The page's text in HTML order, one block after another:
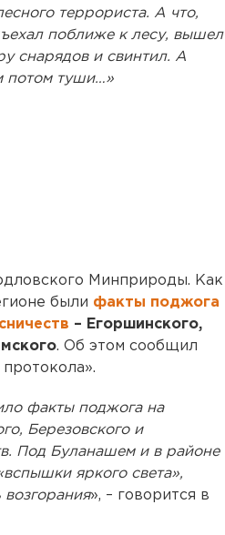
террориста. А что,
поближе к лесу, вышел
снарядов и свинтил. А
потом туши…»
Минприроды. Как
были факты поджога
– Егоршинского,
. Об этом сообщил
факты поджога на
Березовского и
Под Буланашем и в районе
яркого света»,
», – говорится в